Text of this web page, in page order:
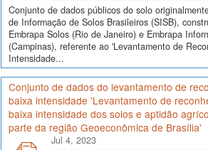
Conjunto de dados públicos do solo
de Informação de Solos Brasileiros (SISB),
Embrapa Solos (Rio de Janeiro) e Embrapa
(Campinas), referente ao 'Levantamento de
Intensidade...
Conjunto de dados do levantamento de
baixa intensidade 'Levantamento de
baixa intensidade dos solos e aptidão
parte da região Geoeconômica de Brasília'
Jul 4, 2023